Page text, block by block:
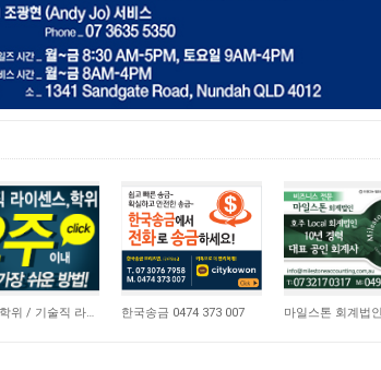
영주권 학위 / 기술직 라이센스 최소2주안에 받기! (요리, 페인팅, 용접, 차일드케어 등… 10,744
한국송금 0474 373 007 4,665
마일스톤 회계법인